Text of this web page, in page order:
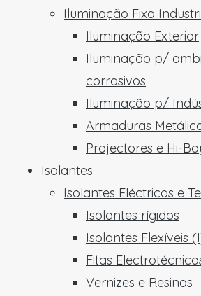
Iluminação Fixa
Iluminação Exterior
Iluminação p/
corrosivos
Iluminação p/
Armaduras
Projectores e Hi-
Isolantes
Isolantes Eléctricos e
Isolantes rígidos
Isolantes Flexíveis
Fitas
Vernizes e Resinas